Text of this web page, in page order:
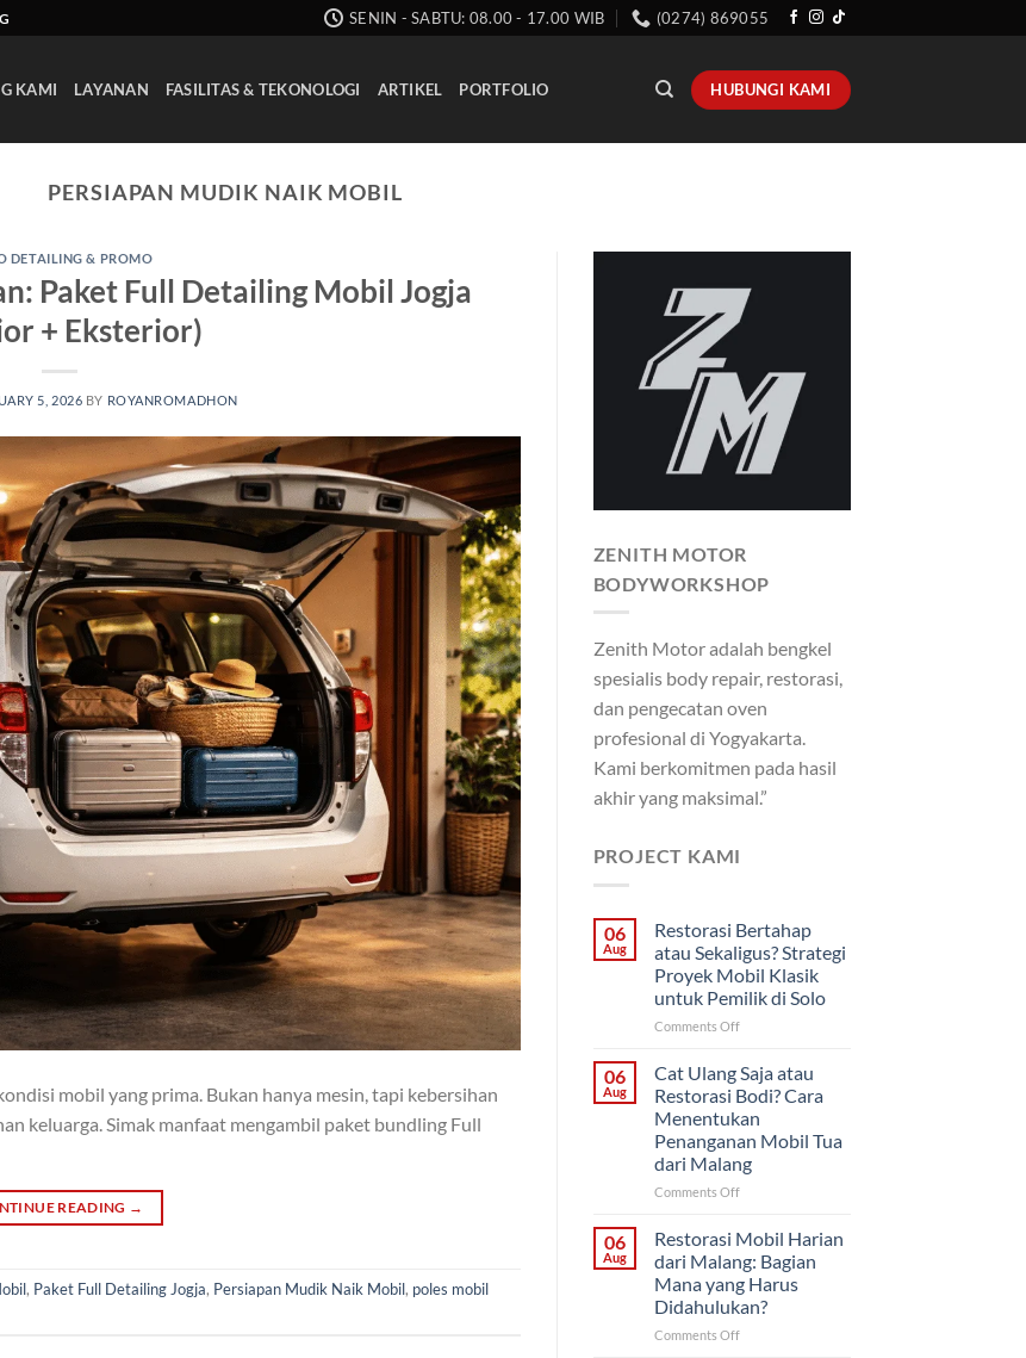
SENIN - SABTU: 08.00 - 17.00 WIB (0274) 869055
KAMI LAYANAN FASILITAS & TEKONOLOGI ARTIKEL PORTFOLIO HUBUNGI KAMI
PERSIAPAN MUDIK NAIK MOBIL
DETAILING & PROMO
Paket Full Detailing Mobil Jogja
+ Eksterior)
5, 2026 BY ROYANROMADHON
mobil yang prima. Bukan hanya mesin, tapi kebersihan
keluarga. Simak manfaat mengambil paket bundling Full
READING →
, Paket Full Detailing Jogja, Persiapan Mudik Naik Mobil, poles mobil
ZENITH MOTOR
BODYWORKSHOP
Zenith Motor adalah bengkel
spesialis body repair, restorasi,
dan pengecatan oven
profesional di Yogyakarta.
Kami berkomitmen pada hasil
akhir yang maksimal.”
PROJECT KAMI
06
Aug
Restorasi Bertahap
atau Sekaligus? Strategi
Proyek Mobil Klasik
untuk Pemilik di Solo
Comments Offon
Bertahap
atau
Sekaligus?
Strategi
Proyek
Mobil
Klasik
di
Solo
06
Aug
Cat Ulang Saja atau
Restorasi Bodi? Cara
Menentukan
Penanganan Mobil Tua
dari Malang
Comments Offon
Ulang
Saja
atau
Restorasi
Bodi?
Cara
06
Aug
Restorasi Mobil Harian
dari Malang: Bagian
Mana yang Harus
Didahulukan?
Comments Offon